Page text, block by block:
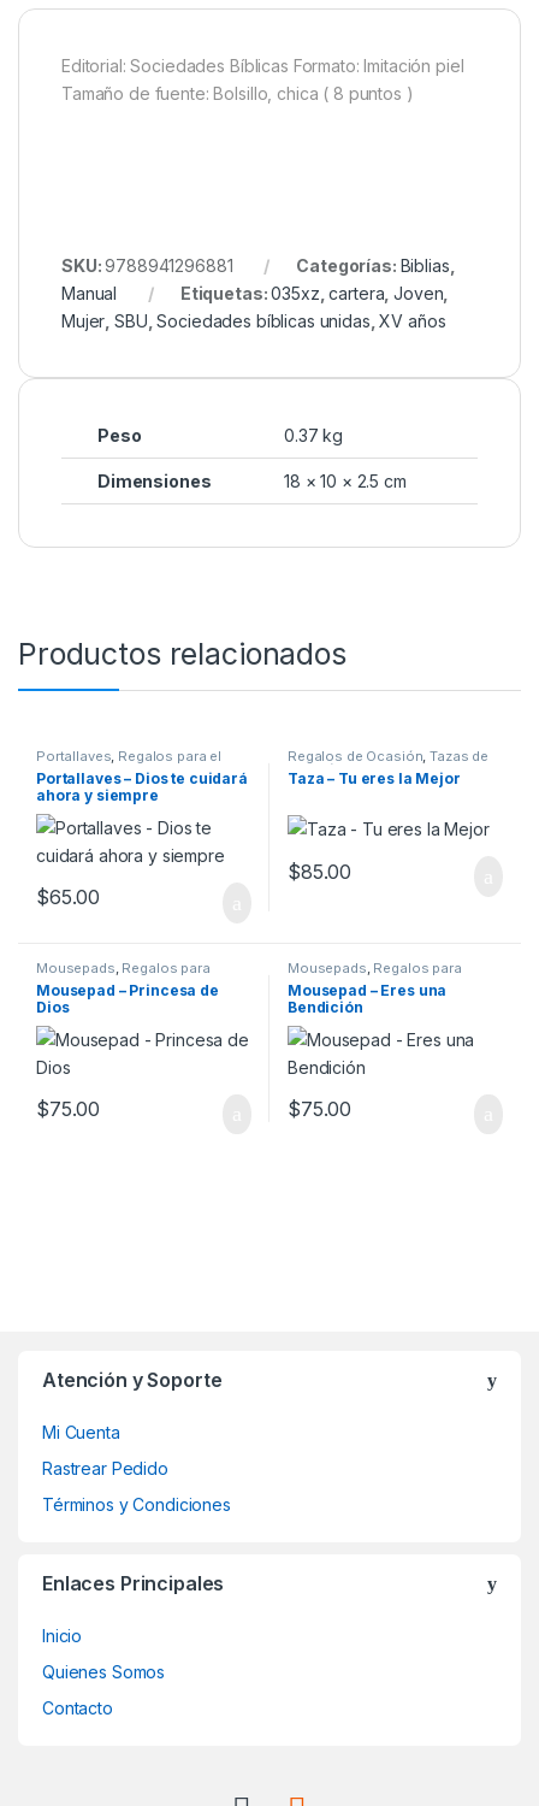
Editorial: Sociedades Bíblicas Formato: Imitación piel
Tamaño de fuente: Bolsillo, chica ( 8 puntos )
SKU:9788941296881 Categorías: Biblias
Manual
Etiquetas:035xz ,cartera ,Joven
Mujer ,SBU ,Sociedades bíblicas unidas ,XV años
Peso 0.37 kg
Dimensiones 18 × 10 × 2.5 cm
Productos relacionados
Portallaves, Regalos para el
hogar
Portallaves – Dios te cuidará
ahora y siempre
$65.00
Regalos de Ocasión,Tazas de
Ocasión
Taza – Tu eres la Mejor
$85.00
Mousepads Regalos para
Mousepad – Princesa de
Dios
$75.00
Mousepads Regalos para
Mousepad – Eres una
Bendición
$75.00
Atención y Soporte
Mi Cuenta
Rastrear Pedido
Términos y Condiciones
Enlaces Principales
Inicio
Quienes Somos
Contacto